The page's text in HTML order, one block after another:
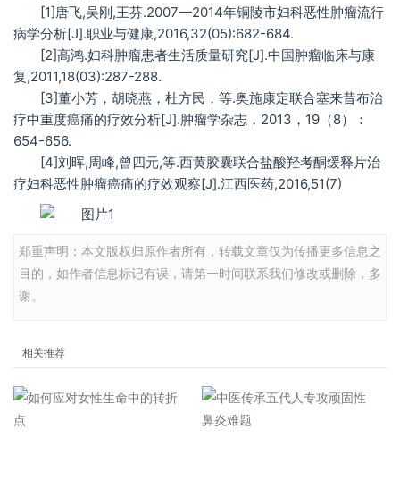
[1]唐飞,吴刚,王芬.2007—2014年铜陵市妇科恶性肿瘤流行
病学分析[J].职业与健康,2016,32(05):682-684.
[2]高鸿.妇科肿瘤患者生活质量研究[J].中国肿瘤临床与康
复,2011,18(03):287-288.
[3]董小芳，胡晓燕，杜方民，等.奥施康定联合塞来昔布治
疗中重度癌痛的疗效分析[J].肿瘤学杂志，2013，19（8）：
654-656.
[4]刘晖,周峰,曾四元,等.西黄胶囊联合盐酸羟考酮缓释片治
疗妇科恶性肿瘤癌痛的疗效观察[J].江西医药,2016,51(7)
郑重声明：本文版权归原作者所有，转载文章仅为传播更多信息之
目的，如作者信息标记有误，请第一时间联系我们修改或删除，多
谢。
相关推荐